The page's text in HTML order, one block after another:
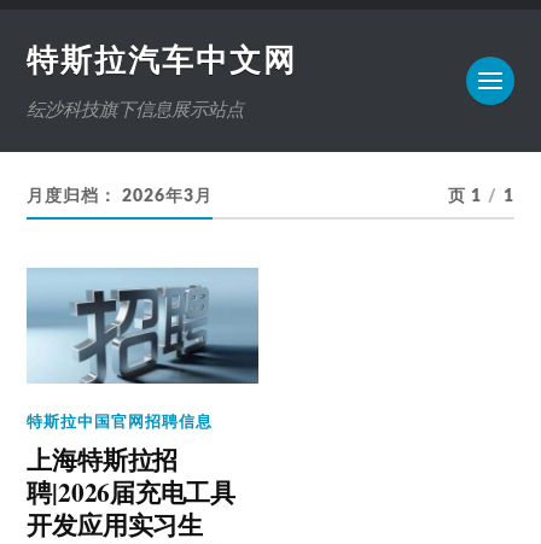
特斯拉汽车中文网
纭沙科技旗下信息展示站点
月度归档：2026年3月 页 1 / 1
特斯拉中国官网招聘信息
上海特斯拉招
聘|2026届充电工具
开发应用实习生